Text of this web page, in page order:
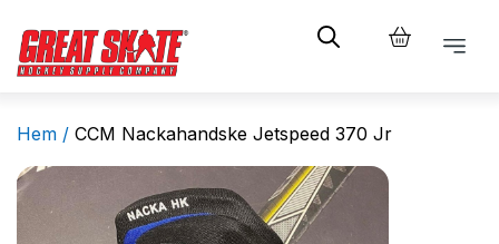
Hem / CCM Nackahandske Jetspeed 370 Jr